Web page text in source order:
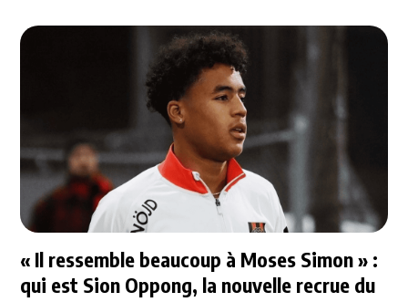
« Il ressemble beaucoup à Moses Simon » :
qui est Sion Oppong, la nouvelle recrue du